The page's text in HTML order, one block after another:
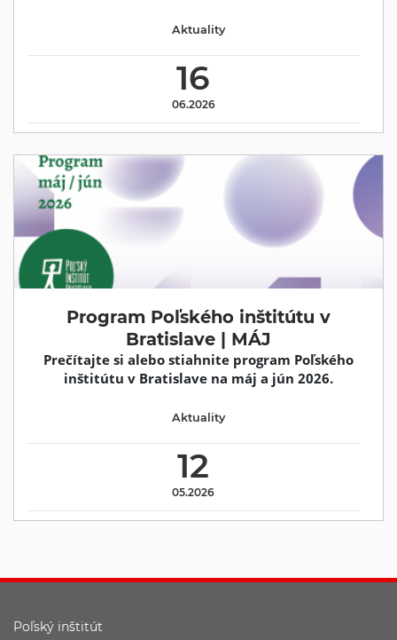
16
06.2026
Aktuality
Program Poľského inštitútu v
Bratislave | MÁJ
Prečítajte si alebo stiahnite program Poľského
inštitútu v Bratislave na máj a jún 2026.
12
05.2026
Aktuality
Poľský inštitút